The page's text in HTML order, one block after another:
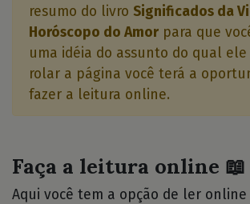
resumo do livro Significados da
Horóscopo do Amor para que
uma idéia do assunto do qual ele
rolar a página você terá a
fazer a leitura online.
Faça a leitura online 📖
Aqui você tem a opção de ler